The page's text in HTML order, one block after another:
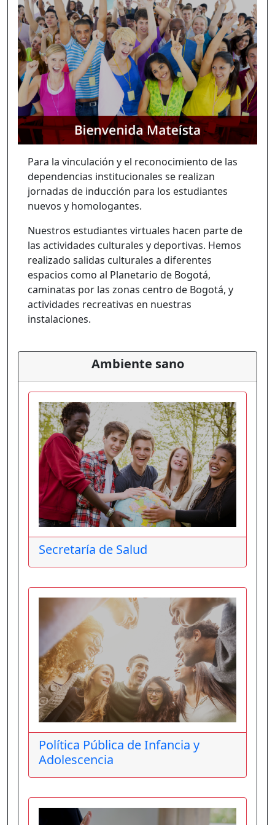
Para la vinculación y el reconocimiento de las
dependencias institucionales se realizan
jornadas de inducción para los estudiantes
nuevos y homologantes.
Nuestros estudiantes virtuales hacen parte de
las actividades culturales y deportivas. Hemos
realizado salidas culturales a diferentes
espacios como al Planetario de Bogotá,
caminatas por las zonas centro de Bogotá, y
actividades recreativas en nuestras
instalaciones.
Ambiente sano
Secretaría de Salud
Política Pública de Infancia y
Adolescencia